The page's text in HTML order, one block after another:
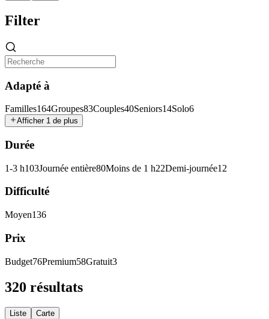
Filter
Adapté à
Familles164Groupes83Couples40Seniors14Solo6
Afficher 1 de plus
Durée
1-3 h103Journée entière80Moins de 1 h22Demi-journée12
Difficulté
Moyen136
Prix
Budget76Premium58Gratuit3
320 résultats
Liste Carte